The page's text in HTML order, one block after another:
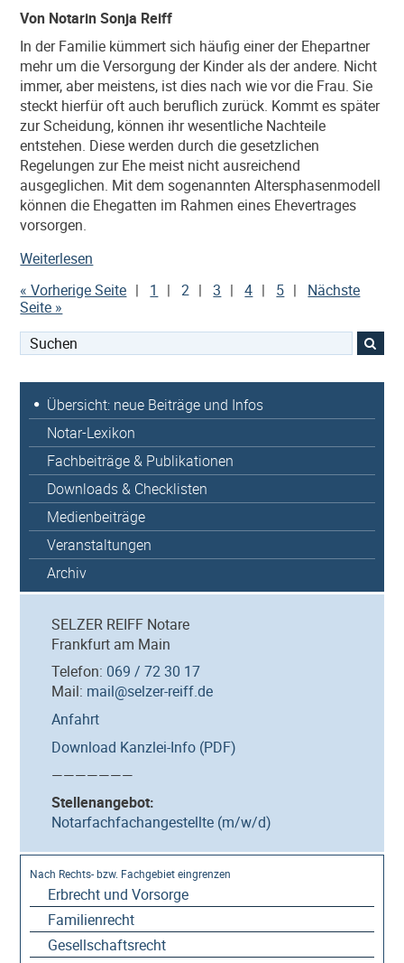
Von Notarin Sonja Reiff
In der Familie kümmert sich häufig einer der Ehepartner
mehr um die Versorgung der Kinder als der andere. Nicht
immer, aber meistens, ist dies nach wie vor die Frau. Sie
steckt hierfür oft auch beruflich zurück. Kommt es später
zur Scheidung, können ihr wesentliche Nachteile
entstehen. Diese werden durch die gesetzlichen
Regelungen zur Ehe meist nicht ausreichend
ausgeglichen. Mit dem sogenannten Altersphasenmodell
können die Ehegatten im Rahmen eines Ehevertrages
vorsorgen.
Weiterlesen
Betreuungsunterhalt
Altersphasenmodell“
« Vorherige Seite 1 2 3 4 5
Nächste
Seite »
Suchen
Übersicht: neue Beiträge und Infos
Notar-Lexikon
Fachbeiträge & Publikationen
Downloads & Checklisten
Medienbeiträge
Veranstaltungen
Archiv
SELZER REIFF Notare
Frankfurt am Main
Telefon: 069 / 72 30 17
Mail: mail@selzer-reiff.de
Anfahrt
Download Kanzlei-Info (PDF)
———————
Stellenangebot:
Notarfachfachangestellte (m/w/d)
Erbrecht und Vorsorge
Familienrecht
Gesellschaftsrecht